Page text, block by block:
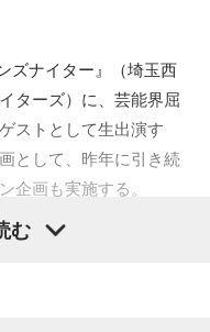
たちが思いを寄せる、
、それからその戦争が
からの私たちの行動を
うふうに思います」
原爆の日」に思うこと
の核拡散を防ぐための
、止まってしまったと
攻撃、イランの核兵器
アメリカが反対をする
ぱり思い出したいなと
もう半年前に選挙に結
くできれば尚のことよ
ズナイター』（埼玉西
ターズ）に、芸能界屈
ストとして生出演す
として、昨年に引き続
企画も実施する。
文化放送。このたび、
む